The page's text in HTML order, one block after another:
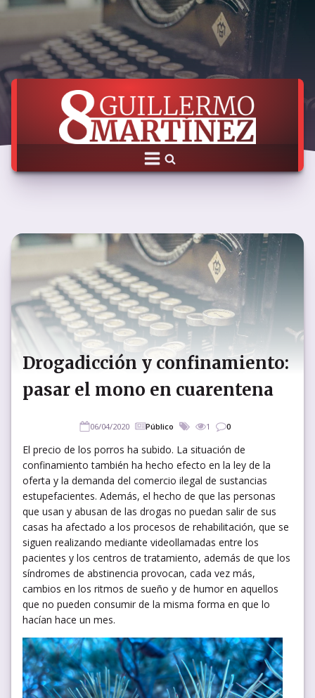
Drogadicción y confinamiento:
pasar el mono en cuarentena
06/04/2020 Público 1 0
El precio de los porros ha subido. La situación de
confinamiento también ha hecho efecto en la ley de la
oferta y la demanda del comercio ilegal de sustancias
estupefacientes. Además, el hecho de que las personas
que usan y abusan de las drogas no puedan salir de sus
casas ha afectado a los procesos de rehabilitación, que se
siguen realizando mediante videollamadas entre los
pacientes y los centros de tratamiento, además de que los
síndromes de abstinencia provocan, cada vez más,
cambios en los ritmos de sueño y de humor en aquellos
que no pueden consumir de la misma forma en que lo
hacían hace un mes.